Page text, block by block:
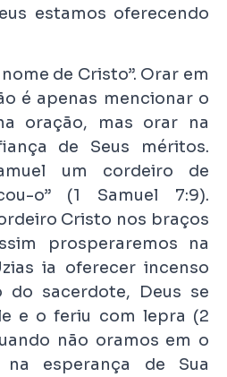
estamos oferecendo
de Cristo”. Orar em
é apenas mencionar o
oração, mas orar na
de Seus méritos.
um cordeiro de
o” (1 Samuel 7:9).
Cristo nos braços
prosperaremos na
ia oferecer incenso
sacerdote, Deus se
e o feriu com lepra (2
não oramos em o
esperança de Sua